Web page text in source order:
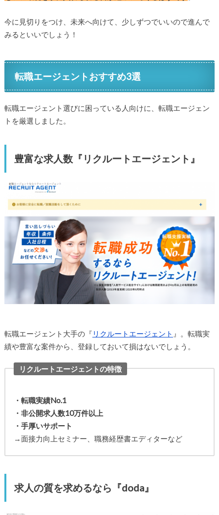
今に見切りをつけ、未来へ向けて、少しずつでいいので進んで
みるといいでしょう！
転職エージェントおすすめ3選
転職エージェント選びに困っている人向けに、転職エージェン
トを厳選しました。
豊富な求人数『リクルートエージェント』
転職エージェント大手の『 リクルートエージェント 』。転職実
績や豊富な案件から、登録しておいて損はないでしょう。
リクルートエージェントの特徴
・転職実績No.1
・非公開求人数10万件以上
・手厚いサポート
→面接力向上セミナー、職務経歴書エディターなど
求人の質を求めるなら『doda』